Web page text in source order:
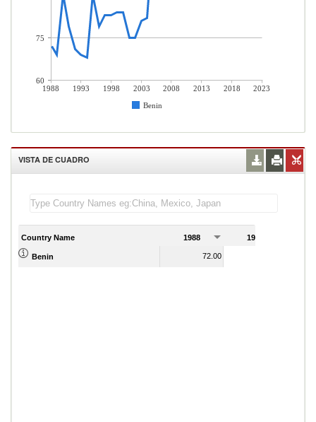
1988 1993 1998 2003 2008 2013 2018
2023
Benin
75
60
VISTA DE CUADRO
Country Name 1988 1989
Benin 72.00